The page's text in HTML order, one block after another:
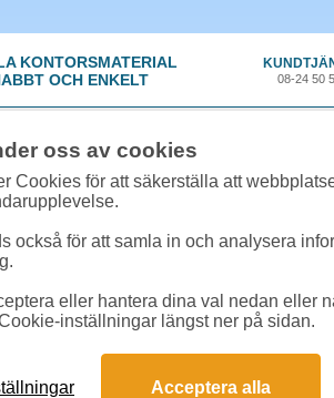
KONTORSMATERIAL
OCH ENKELT
08-24 50
»Penna - Kul»Kulpenna Pilot Super
12757-2.
oss av cookies
Cookies för att säkerställa att
också för att samla in och analysera
eller hantera dina val nedan eller
inställningar längst ner på sidan.
Acceptera alla